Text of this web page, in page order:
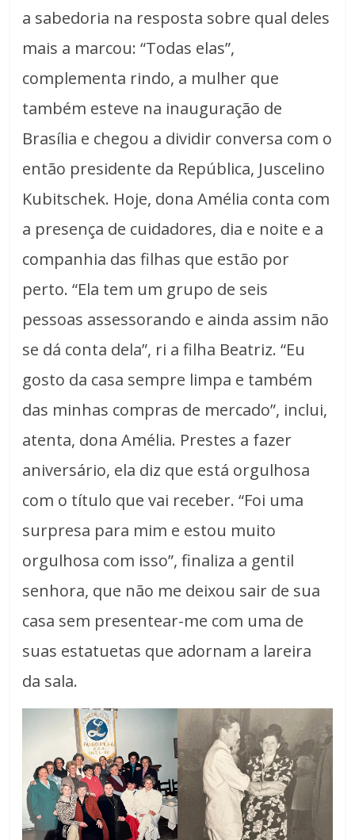
a sabedoria na resposta sobre qual deles
mais a marcou: “Todas elas”,
complementa rindo, a mulher que
também esteve na inauguração de
Brasília e chegou a dividir conversa com o
então presidente da República, Juscelino
Kubitschek. Hoje, dona Amélia conta com
a presença de cuidadores, dia e noite e a
companhia das filhas que estão por
perto. “Ela tem um grupo de seis
pessoas assessorando e ainda assim não
se dá conta dela”, ri a filha Beatriz. “Eu
gosto da casa sempre limpa e também
das minhas compras de mercado”, inclui,
atenta, dona Amélia. Prestes a fazer
aniversário, ela diz que está orgulhosa
com o título que vai receber. “Foi uma
surpresa para mim e estou muito
orgulhosa com isso”, finaliza a gentil
senhora, que não me deixou sair de sua
casa sem presentear-me com uma de
suas estatuetas que adornam a lareira
da sala.